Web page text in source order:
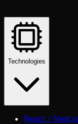
Technologies
React / Next.js